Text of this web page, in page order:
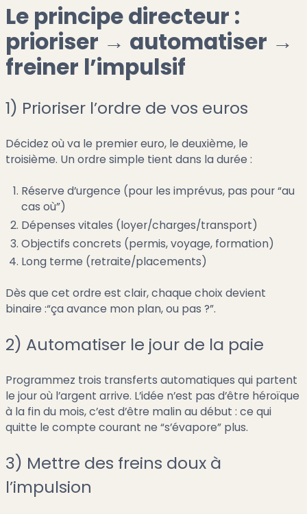
Le principe directeur :
prioriser → automatiser →
freiner l’impulsif
1) Prioriser l’ordre de vos euros
Décidez où va le premier euro, le deuxième, le
troisième. Un ordre simple tient dans la durée :
Réserve d’urgence (pour les imprévus, pas pour “au
cas où”)
Dépenses vitales (loyer/charges/transport)
Objectifs concrets (permis, voyage, formation)
Long terme (retraite/placements)
Dès que cet ordre est clair, chaque choix devient
binaire :“ça avance mon plan, ou pas ?”.
2) Automatiser le jour de la paie
Programmez trois transferts automatiques qui partent
le jour où l’argent arrive. L’idée n’est pas d’être héroïque
à la fin du mois, c’est d’être malin au début : ce qui
quitte le compte courant ne “s’évapore” plus.
3) Mettre des freins doux à
l’impulsion